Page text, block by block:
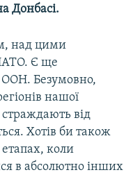
Донбасі.
над цими
Є ще
Безумовно,
нашої
від
Хотів би також
коли
в абсолютно інших